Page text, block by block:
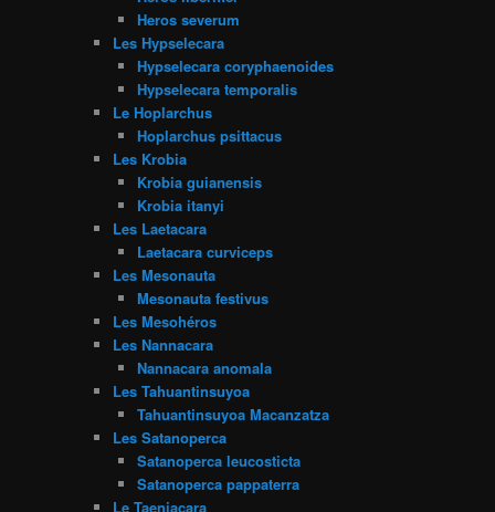
Heros severum
Les Hypselecara
Hypselecara coryphaenoides
Hypselecara temporalis
Le Hoplarchus
Hoplarchus psittacus
Les Krobia
Krobia guianensis
Krobia itanyi
Les Laetacara
Laetacara curviceps
Les Mesonauta
Mesonauta festivus
Les Mesohéros
Les Nannacara
Nannacara anomala
Les Tahuantinsuyoa
Tahuantinsuyoa Macanzatza
Les Satanoperca
Satanoperca leucosticta
Satanoperca pappaterra
Le Taeniacara